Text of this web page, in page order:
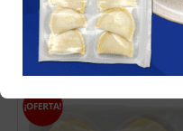
Filtrando por: Empanadas